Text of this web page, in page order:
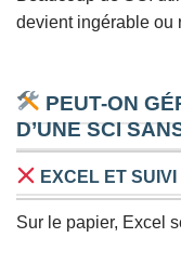
devient ingérable ou
PEUT-ON
D’UNE SCI
EXCEL ET
Sur le papier, Excel